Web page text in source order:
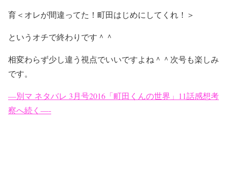
育＜オレが間違ってた！町田はじめにしてくれ！＞
というオチで終わりです＾＾
相変わらず少し違う視点でいいですよね＾＾次号も楽しみ
です。
—別マ ネタバレ 3月号2016「町田くんの世界」11話感想考
察へ続く—-